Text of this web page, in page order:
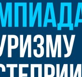
обл.,
Городской округ
00
58 - Приемная комиссия